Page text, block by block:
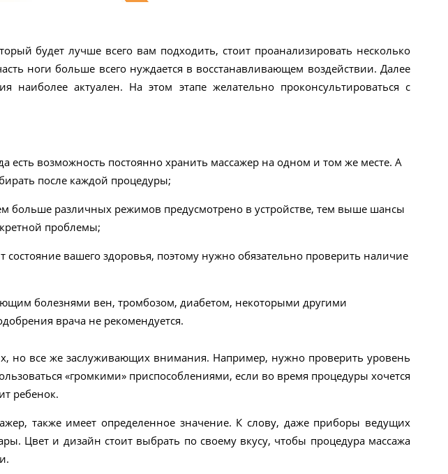
будет лучше всего вам подходить, стоит проанализировать несколько
ноги больше всего нуждается в восстанавливающем воздействии. Далее
наиболее актуален. На этом этапе желательно проконсультироваться с
есть возможность постоянно хранить массажер на одном и том же месте. А
после каждой процедуры;
больше различных режимов предусмотрено в устройстве, тем выше шансы
проблемы;
состояние вашего здоровья, поэтому нужно обязательно проверить наличие
болезнями вен, тромбозом, диабетом, некоторыми другими
врача не рекомендуется.
но все же заслуживающих внимания. Например, нужно проверить уровень
«громкими» приспособлениями, если во время процедуры хочется
ребенок.
также имеет определенное значение. К слову, даже приборы ведущих
Цвет и дизайн стоит выбрать по своему вкусу, чтобы процедура массажа